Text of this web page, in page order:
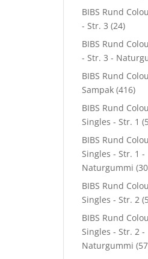
BIBS Rund
- Str. 3 (24)
BIBS Rund
- Str. 3 -
BIBS Rund
Sampak (416)
BIBS Rund
Singles - Str. 1
BIBS Rund
Singles - Str. 1 -
Naturgummi
BIBS Rund
Singles - Str. 2
BIBS Rund
Singles - Str. 2 -
Naturgummi